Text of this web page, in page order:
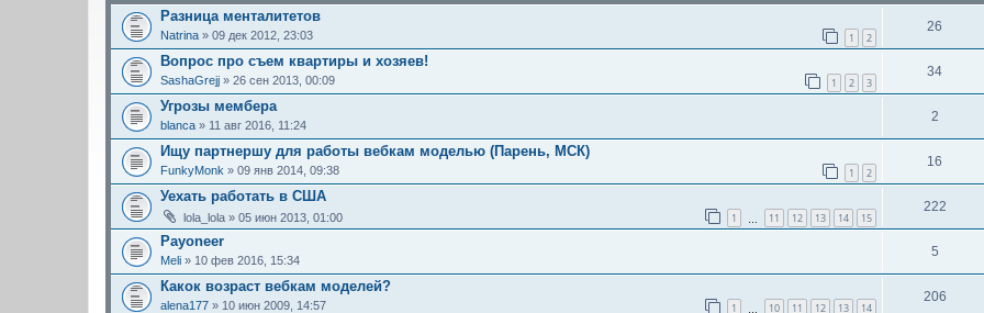
Разница менталитетов
Natrina » 09 дек 2012, 23:03 1 2
26
Вопрос про съем квартиры и хозяев!
SashaGrejj » 26 сен 2013, 00:09 1 2 3
34
Угрозы мембера
blanca » 11 авг 2016, 11:24
2
Ищу партнершу для работы вебкам моделью (Парень, МСК)
FunkyMonk » 09 янв 2014, 09:38 1 2
16
Уехать работать в США
lola_lola » 05 июн 2013, 01:00 1 11 12 13 14 15
222
Payoneer
Meli » 10 фев 2016, 15:34
5
Какок возраст вебкам моделей?
alena177 » 10 июн 2009, 14:57 1 10 11 12 13 14
206